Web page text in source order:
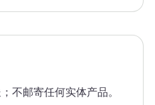
不邮寄任何实体产品。